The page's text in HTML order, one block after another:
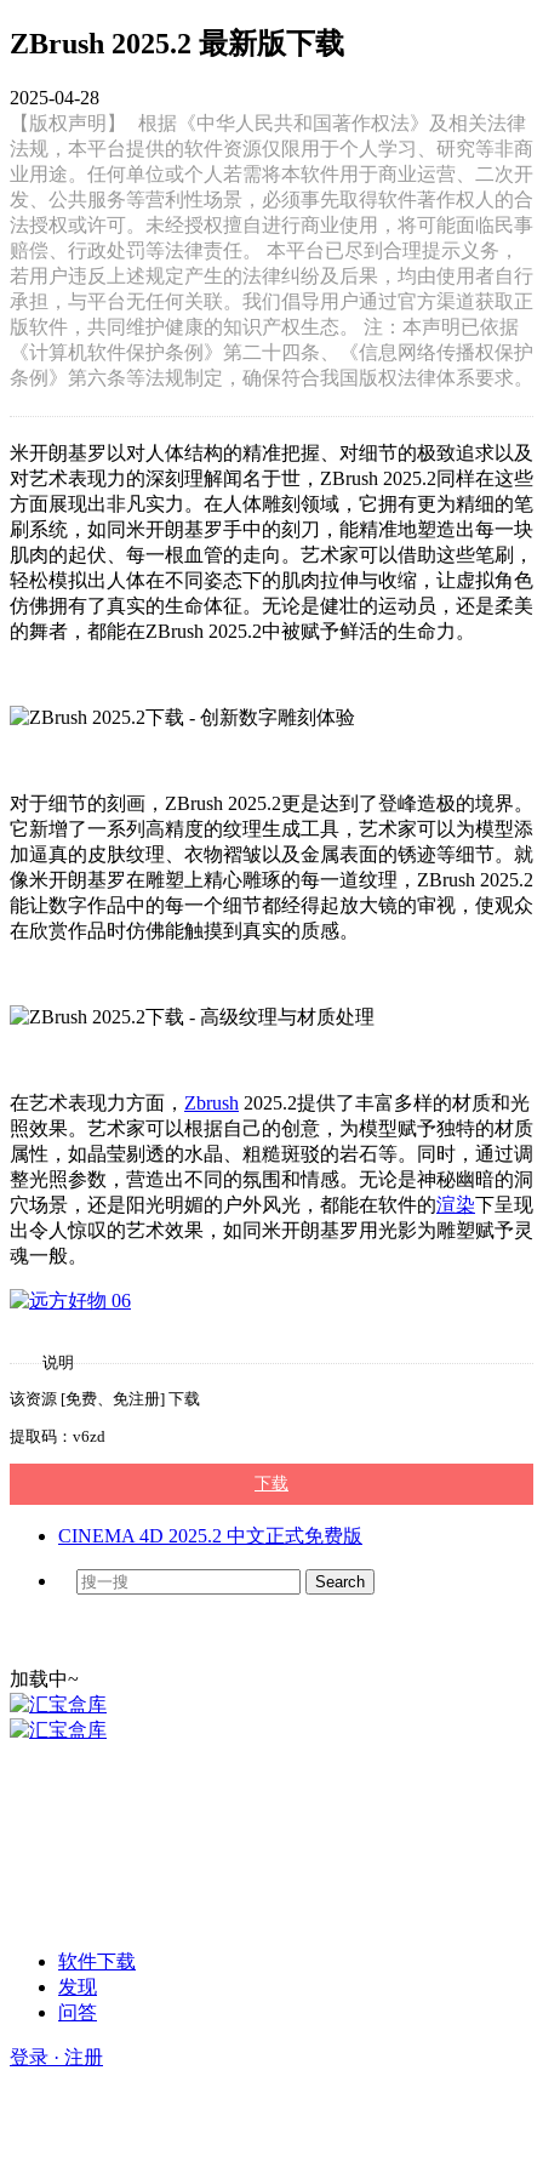
ZBrush 2025.2 最新版下载
2025-04-28
【版权声明】
根据《中华人民共和国著作权法》及相关法律
法规，本平台提供的软件资源仅限用于个人学习、研究等非商
业用途。任何单位或个人若需将本软件用于商业运营、二次开
发、公共服务等营利性场景，必须事先取得软件著作权人的合
法授权或许可。未经授权擅自进行商业使用，将可能面临民事
赔偿、行政处罚等法律责任。 本平台已尽到合理提示义务，
若用户违反上述规定产生的法律纠纷及后果，均由使用者自行
承担，与平台无任何关联。我们倡导用户通过官方渠道获取正
版软件，共同维护健康的知识产权生态。 注：本声明已依据
《计算机软件保护条例》第二十四条、《信息网络传播权保护
条例》第六条等法规制定，确保符合我国版权法律体系要求。
米开朗基罗以对人体结构的精准把握、对细节的极致追求以及
对艺术表现力的深刻理解闻名于世，ZBrush 2025.2同样在这些
方面展现出非凡实力。在人体雕刻领域，它拥有更为精细的笔
刷系统，如同米开朗基罗手中的刻刀，能精准地塑造出每一块
肌肉的起伏、每一根血管的走向。艺术家可以借助这些笔刷，
轻松模拟出人体在不同姿态下的肌肉拉伸与收缩，让虚拟角色
仿佛拥有了真实的生命体征。无论是健壮的运动员，还是柔美
的舞者，都能在ZBrush 2025.2中被赋予鲜活的生命力。
对于细节的刻画，ZBrush 2025.2更是达到了登峰造极的境界。
它新增了一系列高精度的纹理生成工具，艺术家可以为模型添
加逼真的皮肤纹理、衣物褶皱以及金属表面的锈迹等细节。就
像米开朗基罗在雕塑上精心雕琢的每一道纹理，ZBrush 2025.2
能让数字作品中的每一个细节都经得起放大镜的审视，使观众
在欣赏作品时仿佛能触摸到真实的质感。
在艺术表现力方面， Zbrush 2025.2提供了丰富多样的材质和光
照效果。艺术家可以根据自己的创意，为模型赋予独特的材质
属性，如晶莹剔透的水晶、粗糙斑驳的岩石等。同时，通过调
整光照参数，营造出不同的氛围和情感。无论是神秘幽暗的洞
穴场景，还是阳光明媚的户外风光，都能在软件的渲染下呈现
出令人惊叹的艺术效果，如同米开朗基罗用光影为雕塑赋予灵
魂一般。
说明
该资源 [免费、免注册] 下载
提取码：v6zd
下载
CINEMA 4D 2025.2 中文正式免费版
加载中~
软件下载
发现
问答
登录 · 注册